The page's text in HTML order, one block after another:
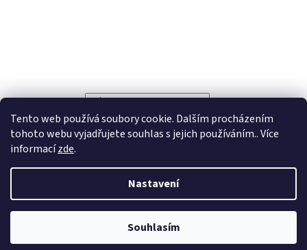
Tento web používá soubory cookie. Dalším procházením
tohoto webu vyjadřujete souhlas s jejich používáním.. Více
informacízde.
Nastavení
Souhlasím
Powered by Translate